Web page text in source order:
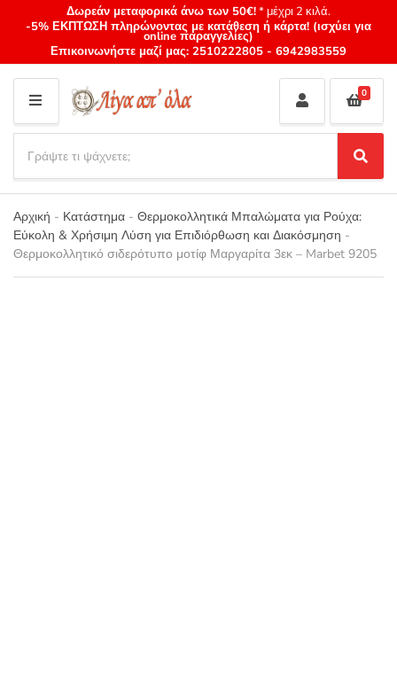
Δωρεάν μεταφορικά άνω των 50€!* μέχρι 2 κιλά.
-5% ΕΚΠΤΩΣΗ πληρώνοντας με κατάθεση ή κάρτα! (ισχύει για
online παραγγελίες)
Επικοινωνήστε μαζί μας: 2510222805 - 6942983559
M
E
N
U
Category
name
a
r
c
h
p
r
S
e
a
r
h
0
Αρχική - Κατάστημα - Θερμοκολλητικά Μπαλώματα για Ρούχα:
Εύκολη & Χρήσιμη Λύση για Επιδιόρθωση και Διακόσμηση -
Θερμοκολλητικό σιδερότυπο μοτίφ Μαργαρίτα 3εκ – Marbet 9205